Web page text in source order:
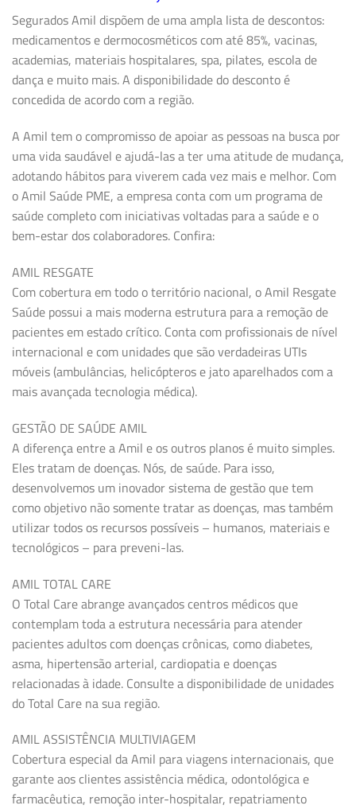
Segurados Amil dispõem de uma ampla lista de descontos:
medicamentos e dermocosméticos com até 85%, vacinas,
academias, materiais hospitalares, spa, pilates, escola de
dança e muito mais. A disponibilidade do desconto é
concedida de acordo com a região.
A Amil tem o compromisso de apoiar as pessoas na busca por
uma vida saudável e ajudá-las a ter uma atitude de mudança,
adotando hábitos para viverem cada vez mais e melhor. Com
o Amil Saúde PME, a empresa conta com um programa de
saúde completo com iniciativas voltadas para a saúde e o
bem-estar dos colaboradores. Confira:
AMIL RESGATE
Com cobertura em todo o território nacional, o Amil Resgate
Saúde possui a mais moderna estrutura para a remoção de
pacientes em estado crítico. Conta com profissionais de nível
internacional e com unidades que são verdadeiras UTIs
móveis (ambulâncias, helicópteros e jato aparelhados com a
mais avançada tecnologia médica).
GESTÃO DE SAÚDE AMIL
A diferença entre a Amil e os outros planos é muito simples.
Eles tratam de doenças. Nós, de saúde. Para isso,
desenvolvemos um inovador sistema de gestão que tem
como objetivo não somente tratar as doenças, mas também
utilizar todos os recursos possíveis – humanos, materiais e
tecnológicos – para preveni-las.
AMIL TOTAL CARE
O Total Care abrange avançados centros médicos que
contemplam toda a estrutura necessária para atender
pacientes adultos com doenças crônicas, como diabetes,
asma, hipertensão arterial, cardiopatia e doenças
relacionadas à idade. Consulte a disponibilidade de unidades
do Total Care na sua região.
AMIL ASSISTÊNCIA MULTIVIAGEM
Cobertura especial da Amil para viagens internacionais, que
garante aos clientes assistência médica, odontológica e
farmacêutica, remoção inter-hospitalar, repatriamento